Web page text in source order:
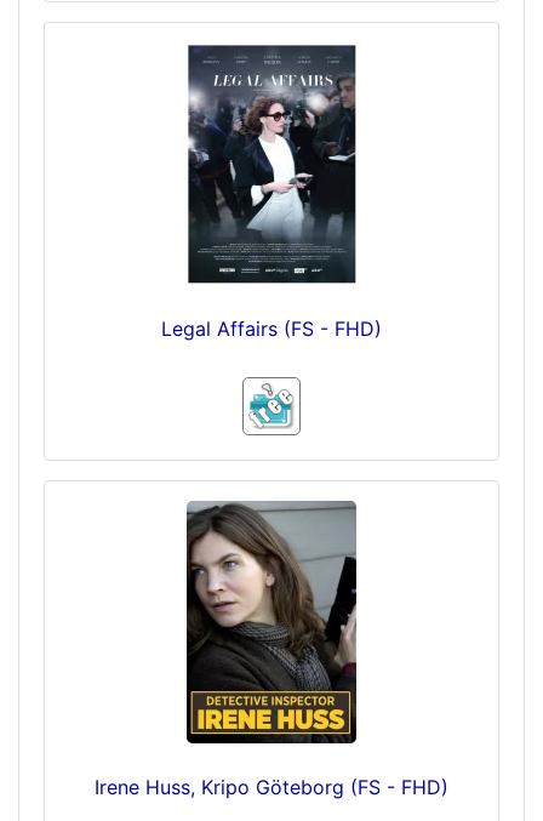
Legal Affairs (FS - FHD)
Irene Huss, Kripo Göteborg (FS - FHD)